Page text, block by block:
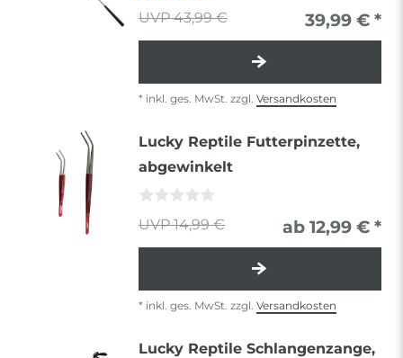
43,99 € 39,99 € *
* inkl. ges. MwSt. zzgl. Versandkosten
Lucky Reptile Futterpinzette,
abgewinkelt
14,99 € ab 12,99 € *
* inkl. ges. MwSt. zzgl. Versandkosten
Lucky Reptile Schlangenzange,